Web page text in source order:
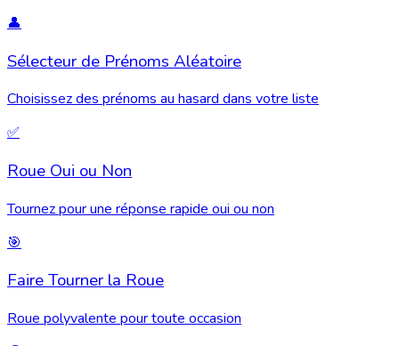
👤
Sélecteur de Prénoms Aléatoire
Choisissez des prénoms au hasard dans votre liste
✅
Roue Oui ou Non
Tournez pour une réponse rapide oui ou non
🎯
Faire Tourner la Roue
Roue polyvalente pour toute occasion